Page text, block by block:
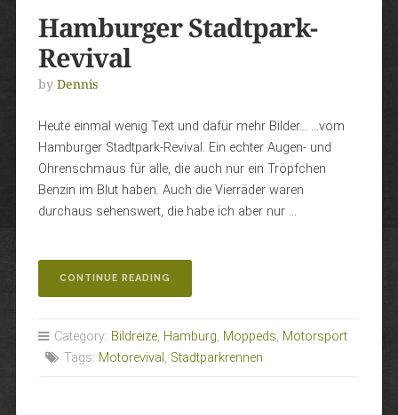
Hamburger Stadtpark-
Revival
by Dennis
Heute einmal wenig Text und dafür mehr Bilder… …vom
Hamburger Stadtpark-Revival. Ein echter Augen- und
Ohrenschmaus für alle, die auch nur ein Tröpfchen
Benzin im Blut haben. Auch die Vierräder waren
durchaus sehenswert, die habe ich aber nur …
CONTINUE READING
STADTPARK-
Category: Bildreize, Hamburg, Moppeds, Motorsport
Tags: Motorevival , Stadtparkrennen